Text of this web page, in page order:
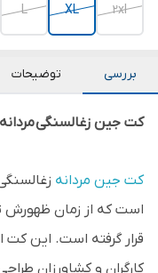
2xl
XL
L
بررسی توضیحات
کت جین زغالسنگی مردانه
کت جین مردانه
است که از زمان ظهورش
قرار گرفته است. این کت
کارگران و کشاورزان